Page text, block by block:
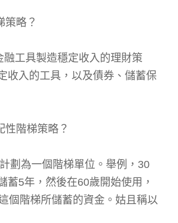
策略？
融工具製造穩定收入的理財策
收入的工具，以及債券、儲蓄保
性階梯策略？
劃為一個階梯單位。舉例，30
蓄5年，然後在60歲開始使用，
個階梯所儲蓄的資金。姑且稱以